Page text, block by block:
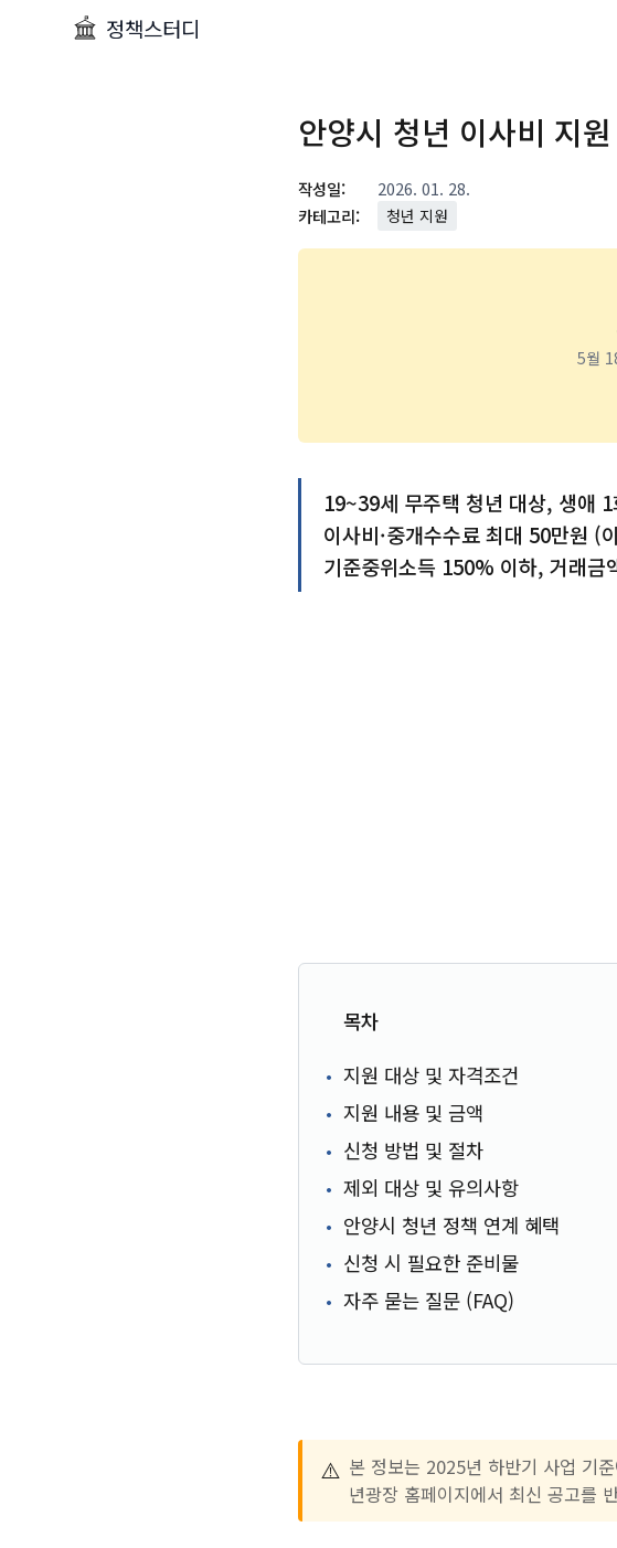
정책스터디
안양시 청년 이사비 지
작성일:
2026. 01. 28.
카테고리:
청년 지원
5월
19~39세 무주택 청년 대상, 생애
이사비·중개수수료 최대 50만원 (
기준중위소득 150% 이하, 거래금
목차
지원 대상 및 자격조건
지원 내용 및 금액
신청 방법 및 절차
제외 대상 및 유의사항
안양시 청년 정책 연계 혜택
신청 시 필요한 준비물
자주 묻는 질문 (FAQ)
⚠️ 본 정보는 2025년 하반기 사업 기
년광장 홈페이지에서 최신 공고를